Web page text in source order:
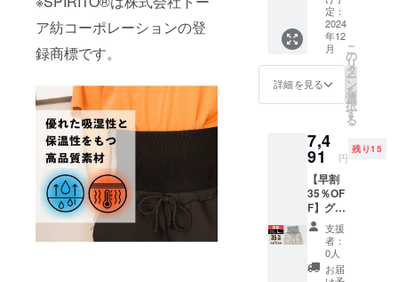
ア紡コーポレーションの登
録商標です。
デザイ
ン・仕
様は一
部変更
可能性
もござ
了承く
ださ
い。 ※
ご注文
状況、
使用部
品の供
給状
況、製
造工程
期:2024
年12月
26日発
送予定
※皆様の
ご支援
上した
場合、
正規品
販売価
格が販
売予定
価格よ
り下が
る可能
性がご
F]
7,491
円 (税/
送料
770円
込) ※配
期:2024
26日発
送予定
※皆様の
ご支援
により
量産効
率が向
上した
場合、
正規品
様】 腹
巻き付
きス
ウェッ
トパン
ツ：ブ
ラック
× XLサ
枚 先着
10名様
一般販
売予定
価格
11,110
円 (税/
送料
770円
込) [早
定：
2024
年12
月
詳細を見る
こ
の
リ
タ
ー
ン
を
選
択
す
る
7,4
91 円
残り15
【早割
35％OF
F】グ
レー
ベー
ジュ × L
サイズ
【先着
支援
者：
0人
お届